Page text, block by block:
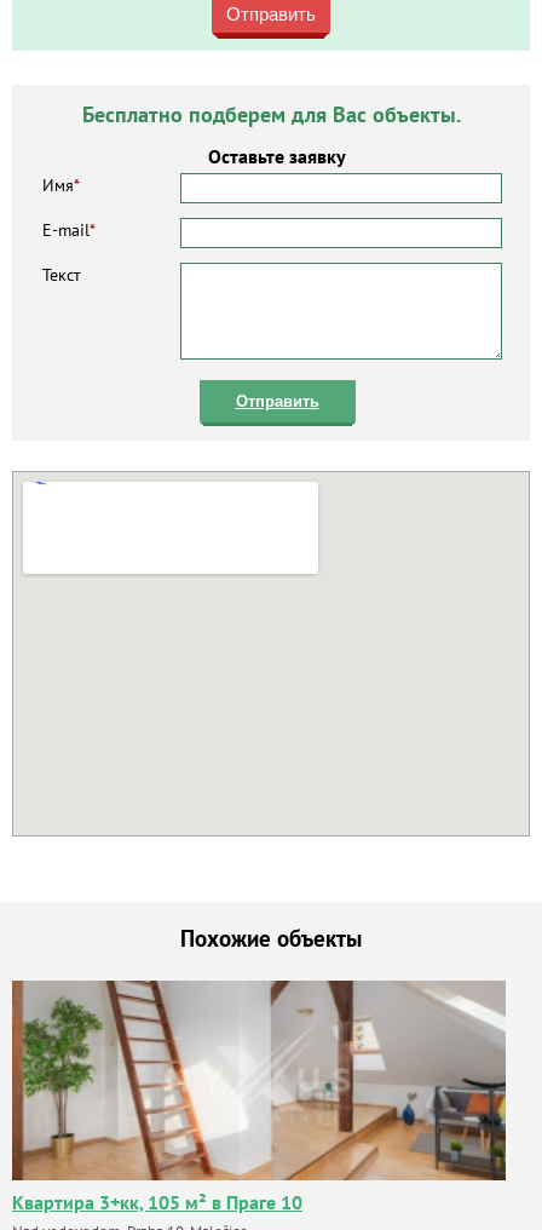
Отправить
Бесплатно подберем для Вас объекты.
Оставьте заявку
Имя*
E-mail*
Текст
Отправить
Похожие объекты
Квартира 3+кк, 105 м² в Праге 10